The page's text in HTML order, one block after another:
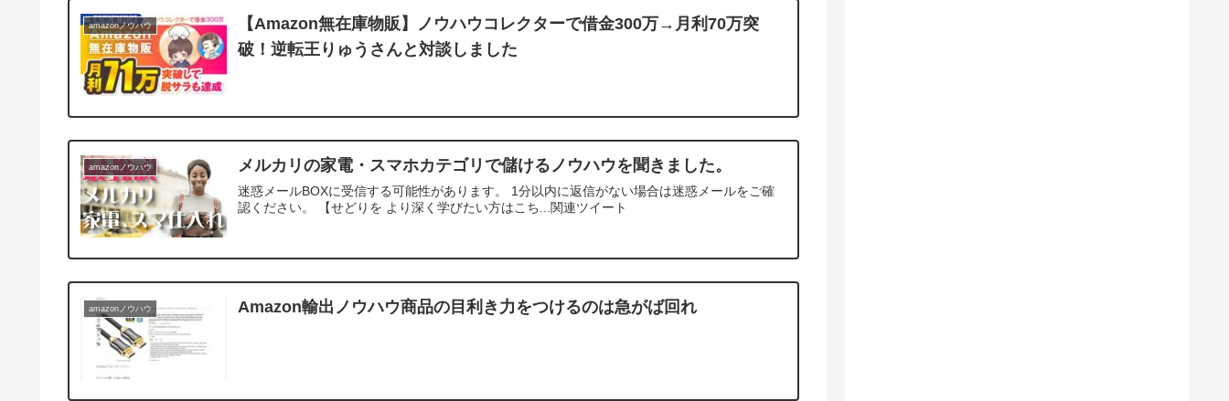
amazonノウハウ
【Amazon無在庫物販】ノウハウコレクターで借金300万→月利70万突
破！逆転王りゅうさんと対談しました
amazonノウハウ メルカリの家電・スマホカテゴリで儲けるノウハウを聞きました。
迷惑メールBOXに受信する可能性があります。 1分以内に返信がない場合は迷惑メールをご確
認ください。 【せどりを より深く学びたい方はこち...関連ツイート
amazonノウハウ Amazon輸出ノウハウ商品の目利き力をつけるのは急がば回れ